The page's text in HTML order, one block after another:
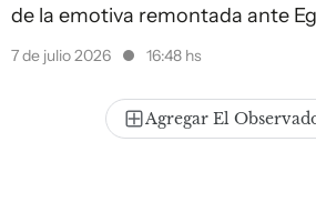
de la emotiva remontada ante
7 de julio 2026 16:48 hs
Agregar El